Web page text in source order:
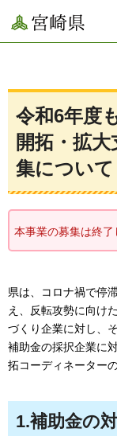
宮崎県
令和6年度
開拓・拡
集について
本事業の募集は終了
県は、コロナ禍で停
え、反転攻勢に向け
づくり企業に対し、
補助金の採択企業に
拓コーディネーター
1.補助金の